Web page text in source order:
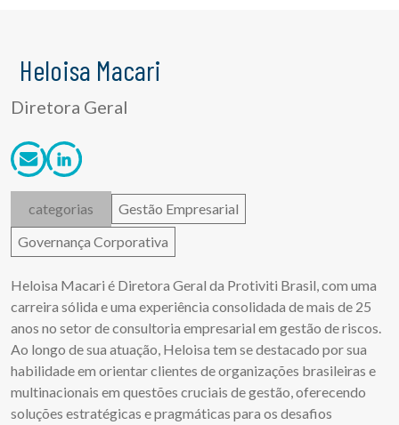
Heloisa Macari
Diretora Geral
categorias
Gestão Empresarial
Governança Corporativa
Heloisa Macari é Diretora Geral da Protiviti Brasil, com uma
carreira sólida e uma experiência consolidada de mais de 25
anos no setor de consultoria empresarial em gestão de riscos.
Ao longo de sua atuação, Heloisa tem se destacado por sua
habilidade em orientar clientes de organizações brasileiras e
multinacionais em questões cruciais de gestão, oferecendo
soluções estratégicas e pragmáticas para os desafios